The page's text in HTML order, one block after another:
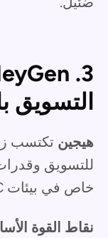
التسويق
هيجين تكتسب
للتسويق
خاص في بيئات B2C.
نقاط القوة